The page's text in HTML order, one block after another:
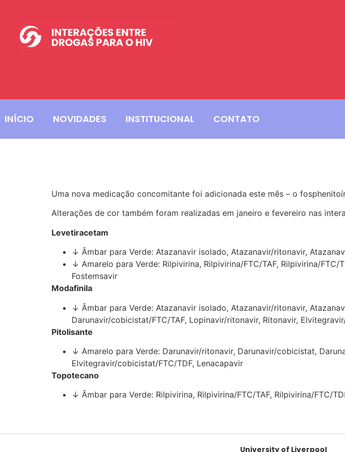
INÍCIO NOVIDADES INSTITUCIONAL CONTATO
Atualizações do verificador de
Uma nova medicação concomitante foi adicionada este mês – o
Alterações de cor também foram realizadas em janeiro e fevereiro nas
Levetiracetam
↓ Âmbar para Verde: Atazanavir isolado, Atazanavir/ritonavir,
↓ Amarelo para Verde: Rilpivirina, Rilpivirina/FTC/TAF, Rilpivirina/
Fostemsavir
Modafinila
↓ Âmbar para Verde: Atazanavir isolado, Atazanavir/ritonavir,
Darunavir/cobicistat/FTC/TAF, Lopinavir/ritonavir, Ritonavir,
Pitolisante
↓ Amarelo para Verde: Darunavir/ritonavir, Darunavir/cobicistat,
Elvitegravir/cobicistat/FTC/TDF, Lenacapavir
Topotecano
↓ Âmbar para Verde: Rilpivirina, Rilpivirina/FTC/TAF, Rilpivirina/FTC/
University of Liverpool